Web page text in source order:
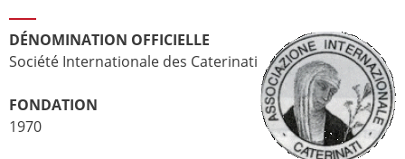
DÉNOMINATION OFFICIELLE
Société Internationale des Caterinati
FONDATION
1970